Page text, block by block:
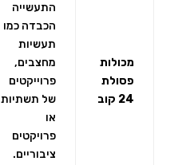
מכולות
פסולת
24 קוב
התעשייה
הכבדה כמו
תעשיות
מחצבים,
פרוייקטים
של תשתיות
או
פרויקטים
ציבוריים.